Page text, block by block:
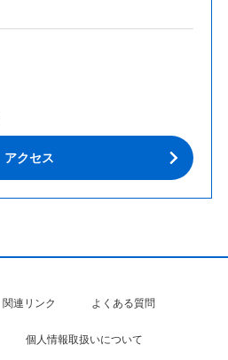
アクセス
関連リンク よくある質問
個人情報取扱いについて